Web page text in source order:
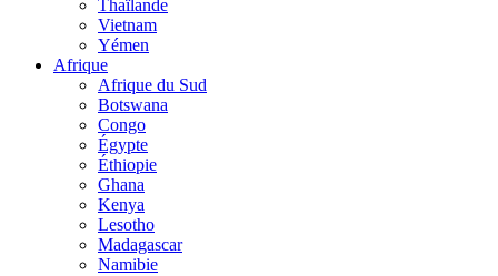
Thaïlande
Vietnam
Yémen
Afrique
Afrique du Sud
Botswana
Congo
Égypte
Éthiopie
Ghana
Kenya
Lesotho
Madagascar
Namibie